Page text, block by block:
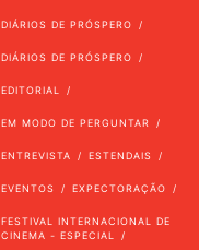
DIÁRIOS DE PRÓSPERO
DIÁRIOS DE PRÓSPERO
EDITORIAL
EM MODO DE PERGUNTAR
ENTREVISTA ESTENDAIS
EVENTOS EXPECTORAÇÃO
FESTIVAL INTERNACIONAL DE
CINEMA - ESPECIAL